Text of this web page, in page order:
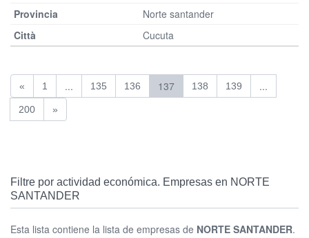
Norte santander
Cucuta
« 1 ... 135 136 137 138 139 ...
200 »
Filtre por actividad económica. Empresas en NORTE
SANTANDER
Esta lista contiene la lista de empresas de NORTE SANTANDER.